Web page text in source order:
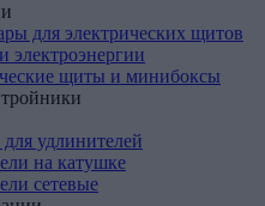
для электрических щитов
электроэнергии
щиты и минибоксы
тройники
удлинителей
на катушке
сетевые